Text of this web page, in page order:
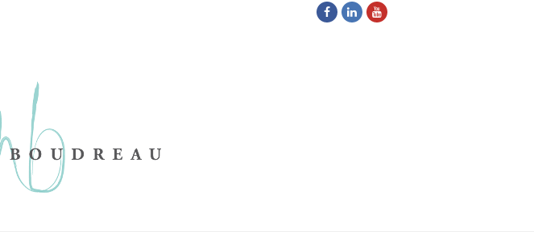
Facebook
LinkedInYoutube